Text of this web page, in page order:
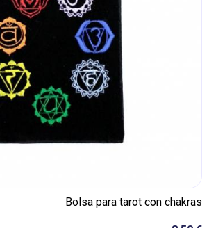
Bolsa para tarot con chakras